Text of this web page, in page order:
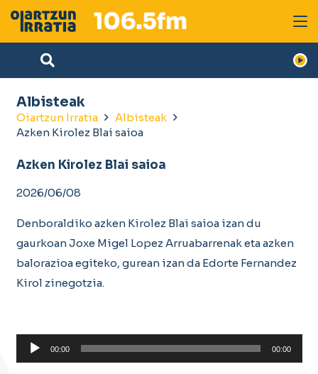
Albisteak
Oiartzun Irratia
Albisteak
Azken Kirolez Blai saioa
Azken Kirolez Blai saioa
2026/06/08
Denboraldiko azken Kirolez Blai saioa izan du
gaurkoan Joxe Migel Lopez Arruabarrenak eta azken
balorazioa egiteko, gurean izan da Edorte Fernandez
Kirol zinegotzia.
Soinu
erreproduzigailua
00:00 00:00